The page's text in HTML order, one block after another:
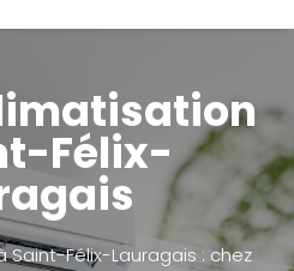
Félix-
Félix-Lauragais : chez